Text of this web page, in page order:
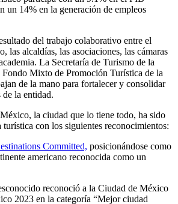
un 14% en la generación de empleos
del trabajo colaborativo entre el
las alcaldías, las asociaciones, las cámaras
La Secretaría de Turismo de la
Mixto de Promoción Turística de la
de la mano para fortalecer y consolidar
la entidad.
la ciudad que lo tiene todo, ha sido
turística con los siguientes reconocimientos:
Committed, posicionándose como
americano reconocida como un
reconoció a la Ciudad de México
2023 en la categoría “Mejor ciudad